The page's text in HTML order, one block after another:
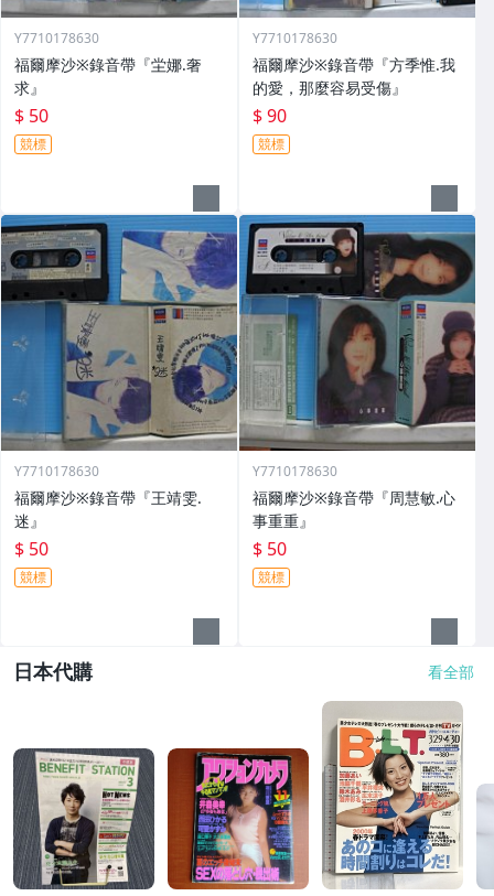
Y7710178630
福爾摩沙※錄音帶『坣娜.奢
求』
$ 50
競標
Y7710178630
福爾摩沙※錄音帶『方季惟.我
的愛，那麼容易受傷』
$ 90
競標
Y7710178630
福爾摩沙※錄音帶『王靖雯.
迷』
$ 50
競標
Y7710178630
福爾摩沙※錄音帶『周慧敏.心
事重重』
$ 50
競標
日本代購 看全部